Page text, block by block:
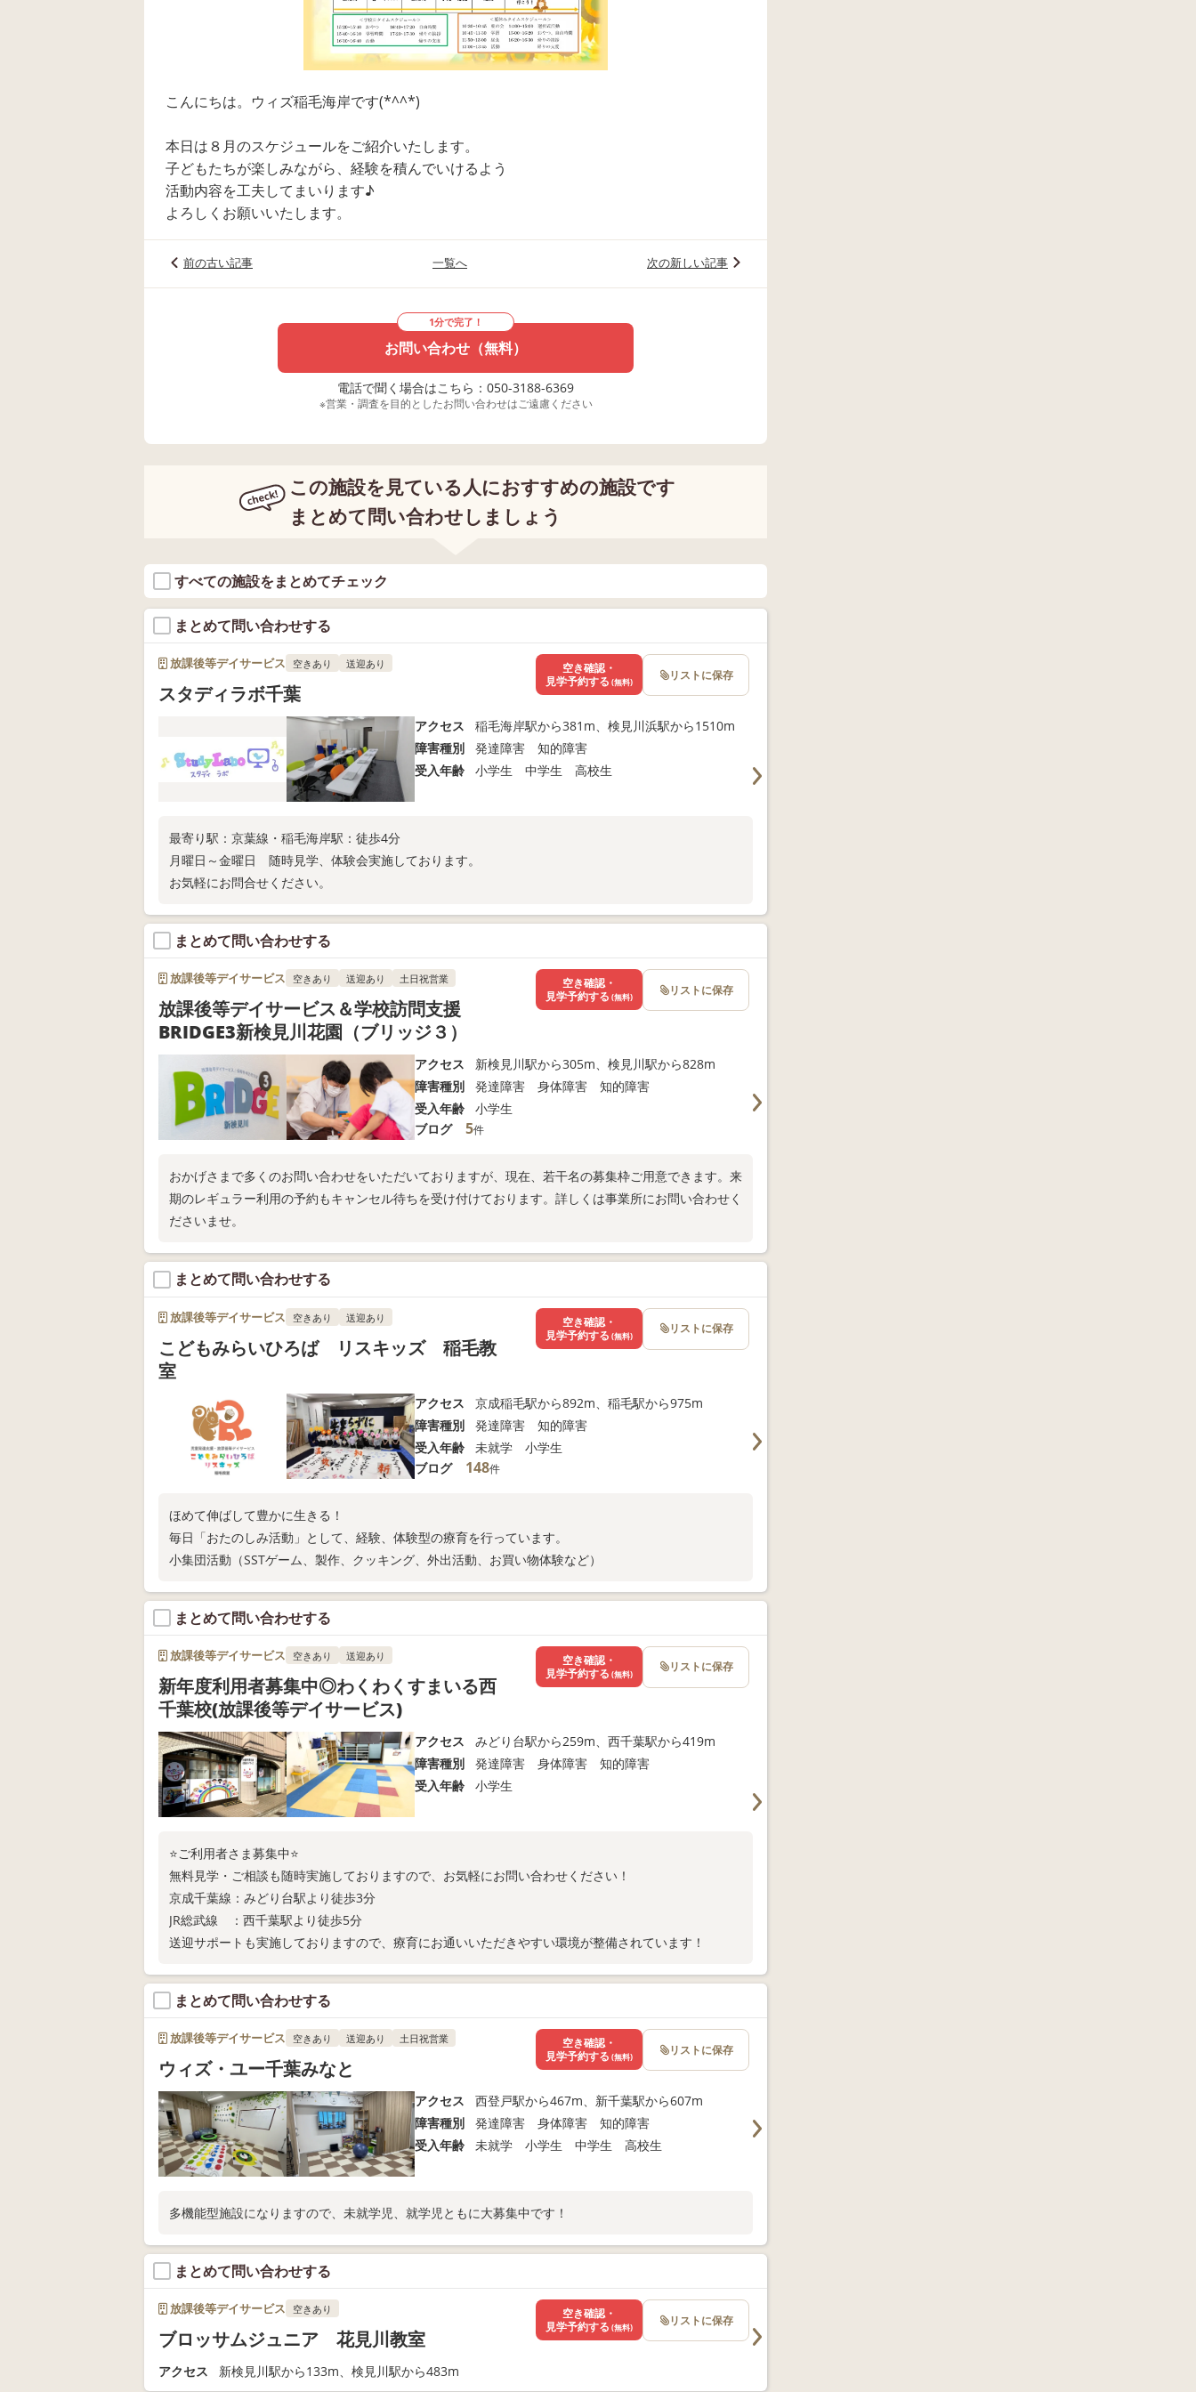
こんにちは。ウィズ稲毛海岸です(*^^*)
本日は８月のスケジュールをご紹介いたします。
子どもたちが楽しみながら、経験を積んでいけるよう
活動内容を工夫してまいります♪
よろしくお願いいたします。
前の古い記事 一覧へ 次の新しい記事
1分で完了！
お問い合わせ（無料）
電話で聞く場合はこちら：050-3188-6369
※営業・調査を目的としたお問い合わせはご遠慮ください
この施設を見ている人におすすめの施設です
まとめて問い合わせしましょう
すべての施設をまとめてチェック
まとめて問い合わせする
放課後等デイサービス 空きあり 送迎あり
スタディラボ千葉
アクセス
稲毛海岸駅から381m、検見川浜駅から1510m
障害種別
発達障害 知的障害
受入年齢
小学生 中学生 高校生
最寄り駅：京葉線・稲毛海岸駅：徒歩4分
月曜日～金曜日 随時見学、体験会実施しております。
お気軽にお問合せください。
空き確認・
見学予約する (無料) リストに保存
まとめて問い合わせする
放課後等デイサービス 空きあり 送迎あり 土日祝営業
放課後等デイサービス＆学校訪問支援
BRIDGE3新検見川花園（ブリッジ３）
アクセス
新検見川駅から305m、検見川駅から828m
障害種別
発達障害 身体障害 知的障害
受入年齢
小学生
ブログ
5件
おかげさまで多くのお問い合わせをいただいておりますが、現在、若干名の募集枠ご用意できます。来
期のレギュラー利用の予約もキャンセル待ちを受け付けております。詳しくは事業所にお問い合わせく
ださいませ。
空き確認・
見学予約する (無料) リストに保存
まとめて問い合わせする
放課後等デイサービス 空きあり 送迎あり
こどもみらいひろば リスキッズ 稲毛教
室
アクセス
京成稲毛駅から892m、稲毛駅から975m
障害種別
発達障害 知的障害
受入年齢
未就学 小学生
ブログ
148件
ほめて伸ばして豊かに生きる！
毎日「おたのしみ活動」として、経験、体験型の療育を行っています。
小集団活動（SSTゲーム、製作、クッキング、外出活動、お買い物体験など）
空き確認・
見学予約する (無料) リストに保存
まとめて問い合わせする
放課後等デイサービス 空きあり 送迎あり
新年度利用者募集中◎わくわくすまいる西
千葉校(放課後等デイサービス)
アクセス
みどり台駅から259m、西千葉駅から419m
障害種別
発達障害 身体障害 知的障害
受入年齢
小学生
⭐ご利用者さま募集中⭐
無料見学・ご相談も随時実施しておりますので、お気軽にお問い合わせください！
京成千葉線：みどり台駅より徒歩3分
JR総武線 ：西千葉駅より徒歩5分
送迎サポートも実施しておりますので、療育にお通いいただきやすい環境が整備されています！
空き確認・
見学予約する (無料) リストに保存
まとめて問い合わせする
放課後等デイサービス 空きあり 送迎あり 土日祝営業
ウィズ・ユー千葉みなと
アクセス
西登戸駅から467m、新千葉駅から607m
障害種別
発達障害 身体障害 知的障害
受入年齢
未就学 小学生 中学生 高校生
多機能型施設になりますので、未就学児、就学児ともに大募集中です！
空き確認・
見学予約する (無料) リストに保存
まとめて問い合わせする
放課後等デイサービス 空きあり
ブロッサムジュニア 花見川教室
アクセス 新検見川駅から133m、検見川駅から483m
空き確認・
見学予約する (無料) リストに保存